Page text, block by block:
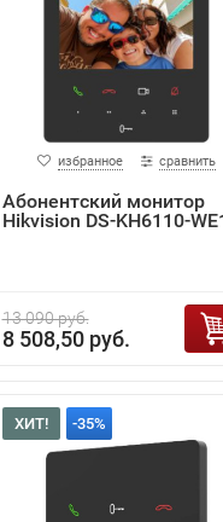
избранное сравнить
Абонентский монитор
Hikvision DS-KH6110-
13 090 руб.
8 508,50 руб.
ХИТ! -35%